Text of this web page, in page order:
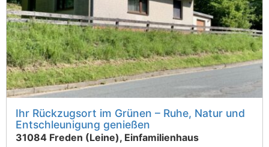
Ihr Rückzugsort im Grünen – Ruhe, Natur und
Entschleunigung genießen
31084 Freden (Leine), Einfamilienhaus